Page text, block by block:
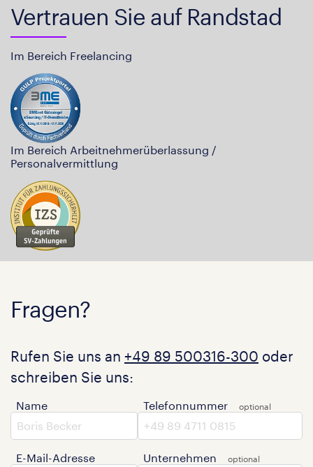
Vertrauen Sie auf Randstad
Im Bereich Freelancing
Im Bereich Arbeitnehmerüberlassung /
Personalvermittlung
Fragen?
Rufen Sie uns an +49 89 500316-300 oder
schreiben Sie uns:
Name
E-Mail-Adresse
Telefonnummer
Unternehmen